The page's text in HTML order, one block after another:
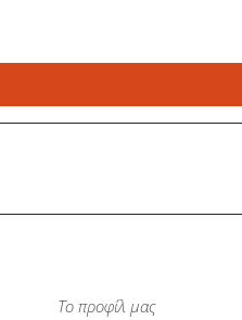
Το προφίλ μας